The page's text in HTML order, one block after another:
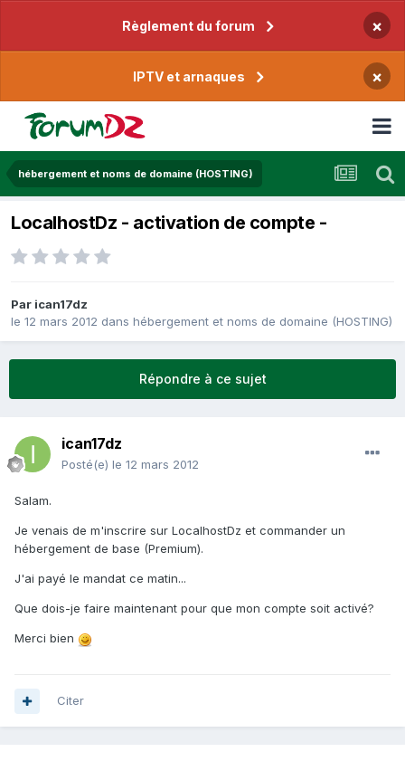
Règlement du forum ×
IPTV et arnaques ×
hébergement et noms de domaine (HOSTING)
LocalhostDz - activation de compte -
Par ican17dz
le 12 mars 2012 dans hébergement et noms de domaine (HOSTING)
Répondre à ce sujet
ican17dz
Posté(e) le 12 mars 2012
Salam.
Je venais de m'inscrire sur LocalhostDz et commander un
hébergement de base (Premium).
J'ai payé le mandat ce matin...
Que dois-je faire maintenant pour que mon compte soit activé?
Merci bien
Citer